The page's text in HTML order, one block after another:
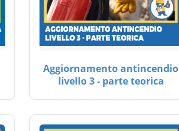
Aggiornamento antincendio
livello 3 - parte teorica